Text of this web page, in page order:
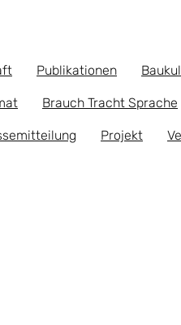
Publikationen
Brauch Tracht Sprache
Projekt